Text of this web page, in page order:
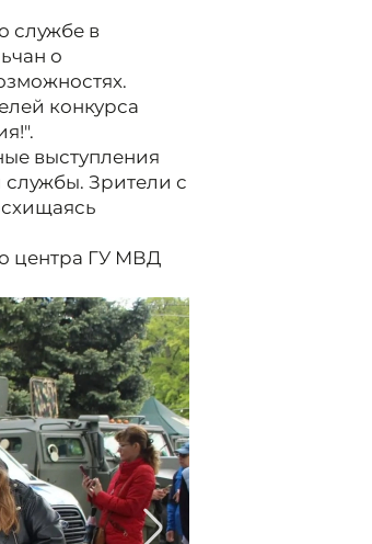
службе в
о
конкурса
выступления
Зрители с
центра ГУ МВД